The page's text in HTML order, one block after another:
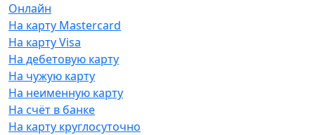
Онлайн
На карту Mastercard
На карту Visa
На дебетовую карту
На чужую карту
На неименную карту
На счёт в банке
На карту круглосуточно